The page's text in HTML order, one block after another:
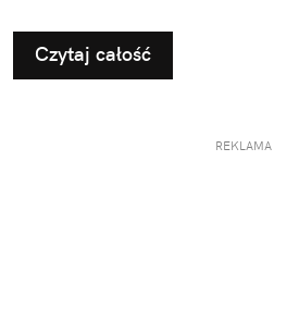
Czytaj całość
REKLAMA